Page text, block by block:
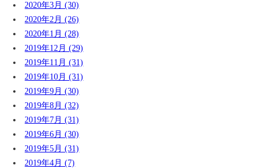
2020年3月 (30)
2020年2月 (26)
2020年1月 (28)
2019年12月 (29)
2019年11月 (31)
2019年10月 (31)
2019年9月 (30)
2019年8月 (32)
2019年7月 (31)
2019年6月 (30)
2019年5月 (31)
2019年4月 (7)